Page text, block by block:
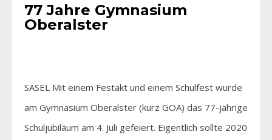
77 Jahre Gymnasium
Oberalster
SASEL Mit einem Festakt und einem Schulfest wurde
am Gymnasium Oberalster (kurz GOA) das 77-jährige
Schuljubiläum am 4. Juli gefeiert. Eigentlich sollte 2020